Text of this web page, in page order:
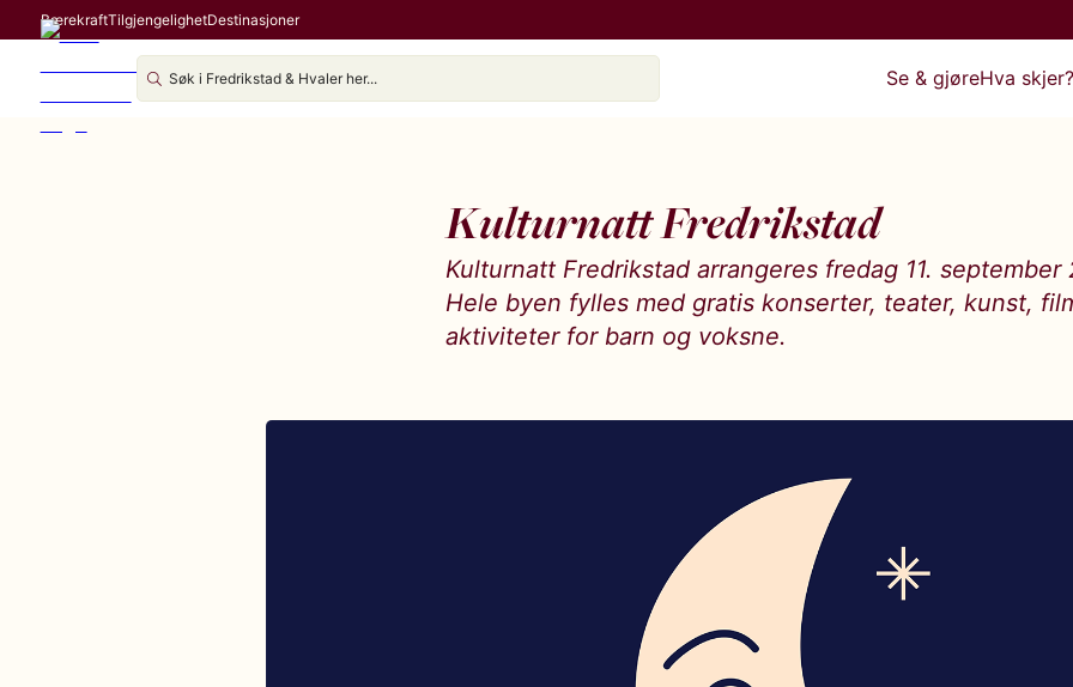
BærekraftTilgjengelighetDestinasjoner
Se & gjøreHva
Kulturnatt Fredrikstad
Kulturnatt Fredrikstad arrangeres fredag 11. september
Hele byen fylles med gratis konserter, teater, kunst,
aktiviteter for barn og voksne.